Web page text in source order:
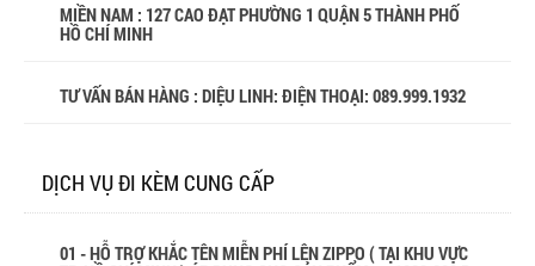
MIỀN NAM : 127 CAO ĐẠT PHƯỜNG 1 QUẬN 5 THÀNH PHỐ
HỒ CHÍ MINH
TƯ VẤN BÁN HÀNG : DIỆU LINH: ĐIỆN THOẠI: 089.999.1932
DỊCH VỤ ĐI KÈM CUNG CẤP
01 - HỖ TRỢ KHẮC TÊN MIỄN PHÍ LÊN ZIPPO ( TẠI KHU VỰC